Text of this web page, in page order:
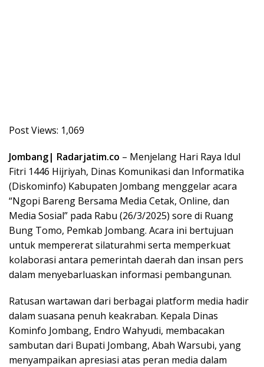
Post Views: 1,069
Jombang| Radarjatim.co – Menjelang Hari Raya Idul
Fitri 1446 Hijriyah, Dinas Komunikasi dan Informatika
(Diskominfo) Kabupaten Jombang menggelar acara
“Ngopi Bareng Bersama Media Cetak, Online, dan
Media Sosial” pada Rabu (26/3/2025) sore di Ruang
Bung Tomo, Pemkab Jombang. Acara ini bertujuan
untuk mempererat silaturahmi serta memperkuat
kolaborasi antara pemerintah daerah dan insan pers
dalam menyebarluaskan informasi pembangunan.
Ratusan wartawan dari berbagai platform media hadir
dalam suasana penuh keakraban. Kepala Dinas
Kominfo Jombang, Endro Wahyudi, membacakan
sambutan dari Bupati Jombang, Abah Warsubi, yang
menyampaikan apresiasi atas peran media dalam